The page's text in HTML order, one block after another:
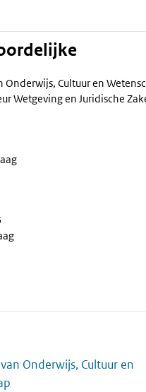
Onderwijs, Cultuur en
Wetgeving en Juridische
Onderwijs, Cultuur en